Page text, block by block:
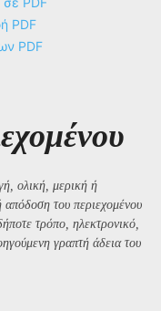
PDF
PDF
ολική, μερική ή
του περιεχομένου
τρόπο, ηλεκτρονικό,
γραπτή άδεια του